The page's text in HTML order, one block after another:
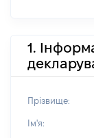
1.
Прізвище:
Ім'я: